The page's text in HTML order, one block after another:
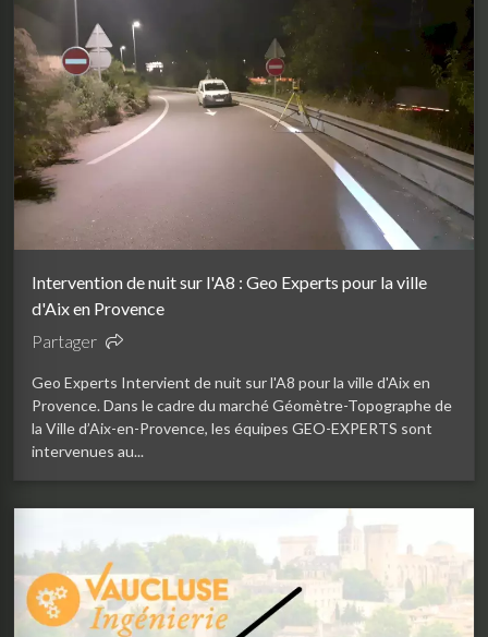
Intervention de nuit sur l'A8 : Geo Experts pour la ville
d'Aix en Provence
Partager
Geo Experts Intervient de nuit sur l'A8 pour la ville d'Aix en
Provence. Dans le cadre du marché Géomètre-Topographe de
la Ville d’Aix-en-Provence, les équipes GEO-EXPERTS sont
intervenues au...